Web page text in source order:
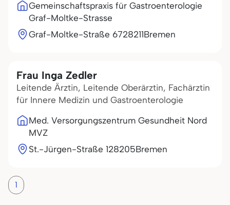
Gemeinschaftspraxis für Gastroenterologie
Graf-Moltke-Strasse
Graf-Moltke-Straße 6728211Bremen
Frau Inga Zedler
Leitende Ärztin, Leitende Oberärztin, Fachärztin
für Innere Medizin und Gastroenterologie
Med. Versorgungszentrum Gesundheit Nord
MVZ
St.-Jürgen-Straße 128205Bremen
1